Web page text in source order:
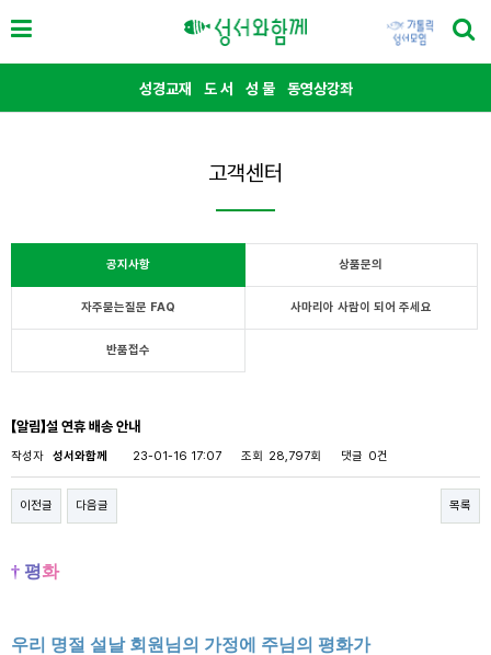
성경교재 도 서 성 물 동영상강좌
고객센터
공지사항 상품문의
자주묻는질문 FAQ 사마리아 사람이 되어 주세요
반품접수
【알림】설 연휴 배송 안내
작성자 성서와함께 23-01-16 17:07 조회 28,797회 댓글 0건
이전글 다음글 목록
† 평화
우리 명절 설날 회원님의 가정에 주님의 평화가